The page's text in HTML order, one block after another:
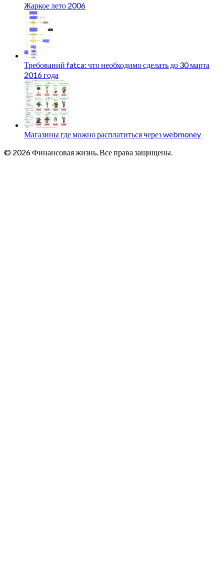
Жаркое лето 2006
Требований fatca: что необходимо сделать до 30 марта
2016 года
Магазины где можно расплатиться через webmoney
© 2026 Финансовая жизнь. Все права защищены.